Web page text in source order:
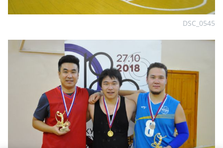
DSC_0545